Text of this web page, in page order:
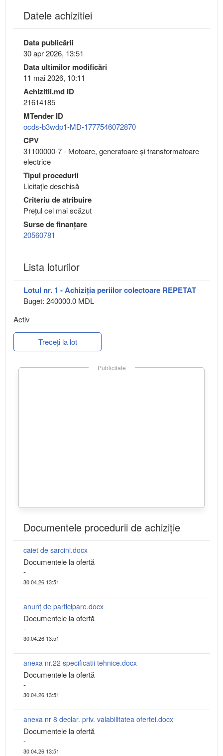
Datele achizitiei
Data publicării
30 apr 2026, 13:51
Data ultimilor modificări
11 mai 2026, 10:11
Achizitii.md ID
21614185
MTender ID
ocds-b3wdp1-MD-1777546072870
CPV
31100000-7 - Motoare, generatoare şi transformatoare
electrice
Tipul procedurii
Licitație deschisă
Criteriu de atribuire
Preţul cel mai scăzut
Surse de finanțare
20560781
Lista loturilor
Lotul nr. 1 - Achiziția periilor colectoare REPETAT
Buget: 240000.0 MDL
Activ
Treceți la lot
Publicitate
Documentele procedurii de achiziție
caiet de sarcini.docx
Documentele la ofertă
-
30.04.26 13:51
anunț de participare.docx
Documentele la ofertă
-
30.04.26 13:51
anexa nr.22 specificatii tehnice.docx
Documentele la ofertă
-
30.04.26 13:51
anexa nr 8 declar. priv. valabilitatea ofertei.docx
Documentele la ofertă
-
30.04.26 13:51